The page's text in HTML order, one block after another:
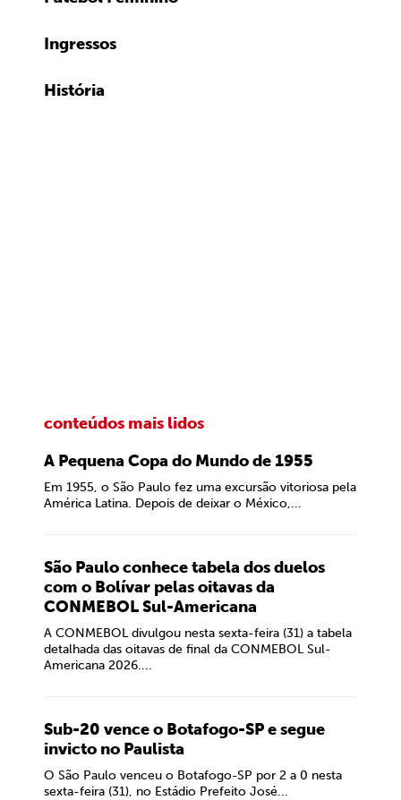
Ingressos
História
conteúdos mais lidos
A Pequena Copa do Mundo de 1955
Em 1955, o São Paulo fez uma excursão vitoriosa pela
América Latina. Depois de deixar o México,...
São Paulo conhece tabela dos duelos
com o Bolívar pelas oitavas da
CONMEBOL Sul-Americana
A CONMEBOL divulgou nesta sexta-feira (31) a tabela
detalhada das oitavas de final da CONMEBOL Sul-
Americana 2026....
Sub-20 vence o Botafogo-SP e segue
invicto no Paulista
O São Paulo venceu o Botafogo-SP por 2 a 0 nesta
sexta-feira (31), no Estádio Prefeito José...